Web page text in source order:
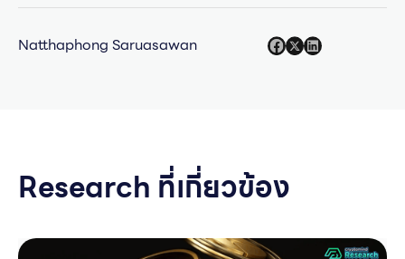
Natthaphong Saruasawan
Research ที่เกี่ยวข้อง